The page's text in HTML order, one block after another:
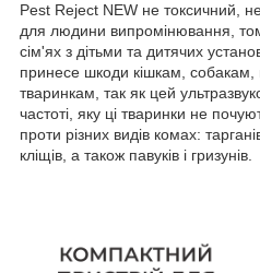
Pest Reject NEW не токсичний,
для людини випромінювання,
сім'ях з дітьми та дитячих
принесе шкоди кішкам,
тваринкам, так як цей
частоті, яку ці тваринки не
проти різних видів комах:
кліщів, а також павуків і гризунів.